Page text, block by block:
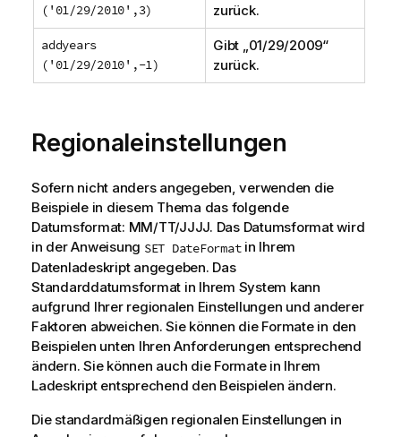
('01/29/2010',3)
zurück.
addyears
('01/29/2010',-1)
Gibt „01/29/2009“
zurück.
Regionaleinstellungen
Sofern nicht anders angegeben, verwenden die
Beispiele in diesem Thema das folgende
Datumsformat: MM/TT/JJJJ. Das Datumsformat wird
in der Anweisung SET DateFormatin Ihrem
Datenladeskript angegeben. Das
Standarddatumsformat in Ihrem System kann
aufgrund Ihrer regionalen Einstellungen und anderer
Faktoren abweichen. Sie können die Formate in den
Beispielen unten Ihren Anforderungen entsprechend
ändern. Sie können auch die Formate in Ihrem
Ladeskript entsprechend den Beispielen ändern.
Die standardmäßigen regionalen Einstellungen in